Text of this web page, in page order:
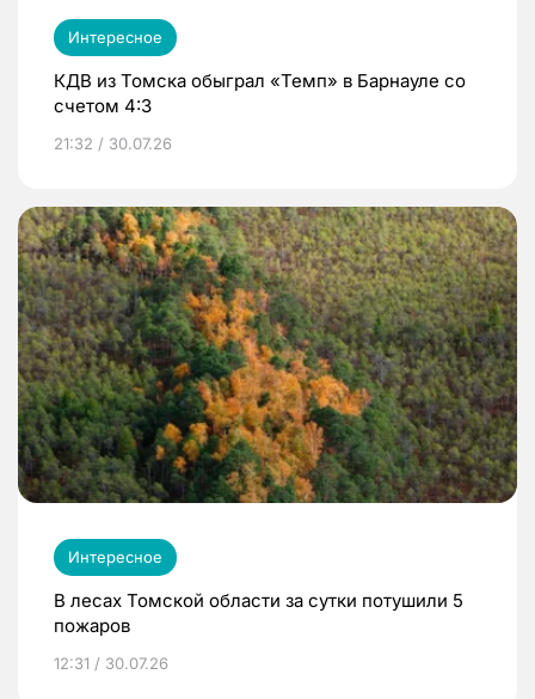
Интересное
КДВ из Томска обыграл «Темп» в Барнауле со
счетом 4:3
21:32 / 30.07.26
Интересное
В лесах Томской области за сутки потушили 5
пожаров
12:31 / 30.07.26